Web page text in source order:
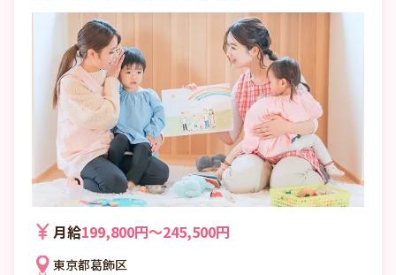
月給199,800円〜245,500円
東京都葛飾区